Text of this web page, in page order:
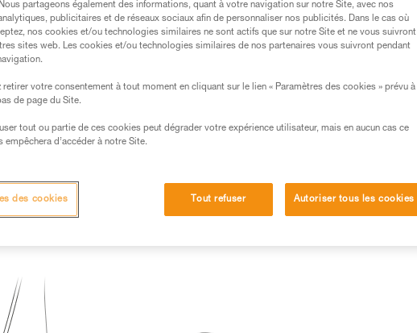
des produits utilisés dans ce conseil avant de le
de la notice technique pour pouvoir
et un entraînement spécifique. Validez avec
seul, en toute sécurité, avant de la
liées à votre activité. Il peut en exister d’autres que
partageons également des informations, quant à votre navigation sur notre Site, avec nos
publicitaires et de réseaux sociaux afin de personnaliser nos publicités. Dans le cas où
nos cookies et/ou technologies similaires ne sont actifs que sur notre Site et ne vous suivront
sites web. Les cookies et/ou technologies similaires de nos partenaires vous suivront pendant
retirer votre consentement à tout moment en cliquant sur le lien « Paramètres des cookies » prévu à
de page du Site.
tout ou partie de ces cookies peut dégrader votre expérience utilisateur, mais en aucun cas ce
empêchera d’accéder à notre Site.
Tout refuser Autoriser tous les cookies
des cookies